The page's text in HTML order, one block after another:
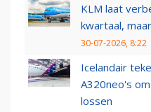
KLM laat
kwartaal,
30-07-2026, 8:22
Icelandair
A320neo's
lossen